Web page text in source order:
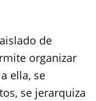
de
organizar
ella, se
se jerarquiza